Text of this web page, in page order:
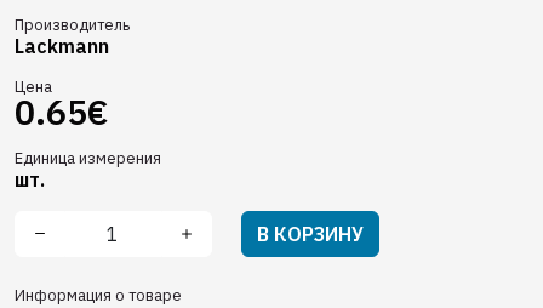
Производитель
Lackmann
Цена
0.65€
Единица измерения
шт.
В КОРЗИНУ
Информация о товаре